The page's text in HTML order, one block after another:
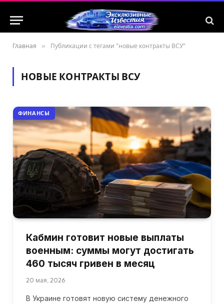
Главная » Публикации с тегами "новые контракты ВСУ"
НОВЫЕ КОНТРАКТЫ ВСУ
ФИНАНСЫ
Кабмин готовит новые выплаты
военным: суммы могут достигать
460 тысяч гривен в месяц
20 мая, 2026
В Украине готовят новую систему денежного